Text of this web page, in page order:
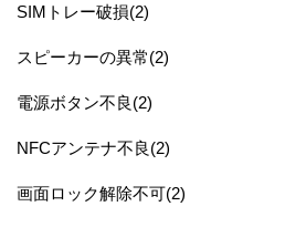
SIMトレー破損(2)
スピーカーの異常(2)
電源ボタン不良(2)
NFCアンテナ不良(2)
画面ロック解除不可(2)